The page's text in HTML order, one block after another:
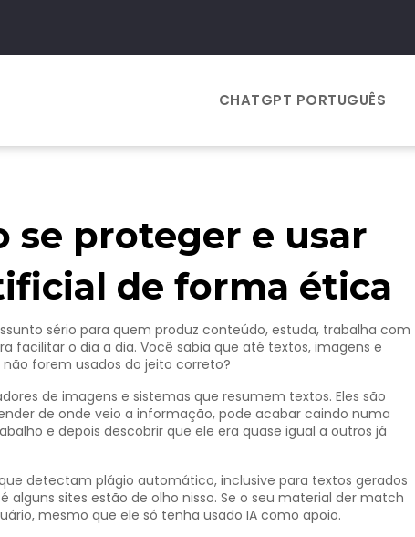
CHATGPT PORTUGUÊS
se proteger e usar
de forma ética
sério para quem produz conteúdo, estuda, trabalha com
facilitar o dia a dia. Você sabia que até textos, imagens e
forem usados do jeito correto?
de imagens e sistemas que resumem textos. Eles são
de onde veio a informação, pode acabar caindo numa
e depois descobrir que ele era quase igual a outros já
detectam plágio automático, inclusive para textos gerados
alguns sites estão de olho nisso. Se o seu material der match
mesmo que ele só tenha usado IA como apoio.